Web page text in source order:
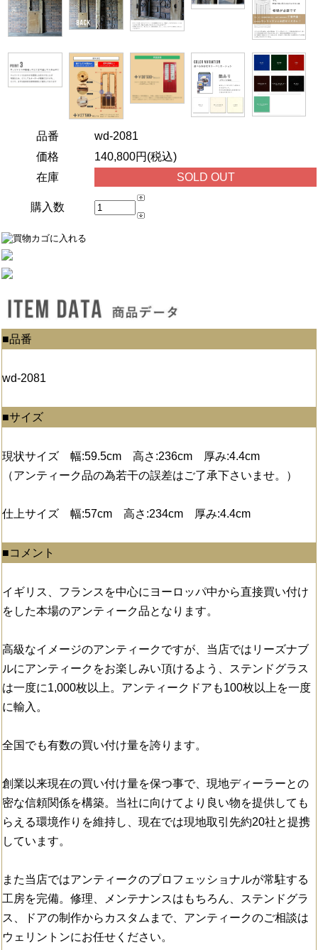
品番
wd-2081
価格
140,800円(税込)
在庫
SOLD OUT
購入数
■品番
wd-2081
■サイズ
現状サイズ 幅:59.5cm 高さ:236cm 厚み:4.4cm
（アンティーク品の為若干の誤差はご了承下さいませ。）
仕上サイズ 幅:57cm 高さ:234cm 厚み:4.4cm
■コメント
イギリス、フランスを中心にヨーロッパ中から直接買い付け
をした本場のアンティーク品となります。
高級なイメージのアンティークですが、当店ではリーズナブ
ルにアンティークをお楽しみい頂けるよう、ステンドグラス
は一度に1,000枚以上。アンティークドアも100枚以上を一度
に輸入。
全国でも有数の買い付け量を誇ります。
創業以来現在の買い付け量を保つ事で、現地ディーラーとの
密な信頼関係を構築。当社に向けてより良い物を提供しても
らえる環境作りを維持し、現在では現地取引先約20社と提携
しています。
また当店ではアンティークのプロフェッショナルが常駐する
工房を完備。修理、メンテナンスはもちろん、ステンドグラ
ス、ドアの制作からカスタムまで、アンティークのご相談は
ウェリントンにお任せください。